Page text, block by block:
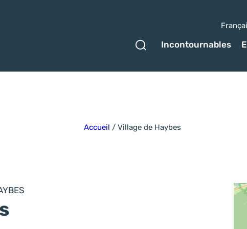
Ouvrir le formulaire
Incontournables
Accueil / Village de Haybes